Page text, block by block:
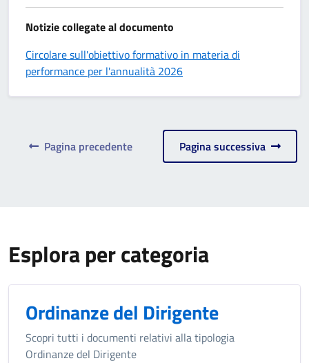
Notizie collegate al documento
Circolare sull'obiettivo formativo in materia di
performance per l'annualità 2026
Pagina precedente Pagina successiva
Esplora per categoria
Ordinanze del Dirigente
Scopri tutti i documenti relativi alla tipologia
Ordinanze del Dirigente